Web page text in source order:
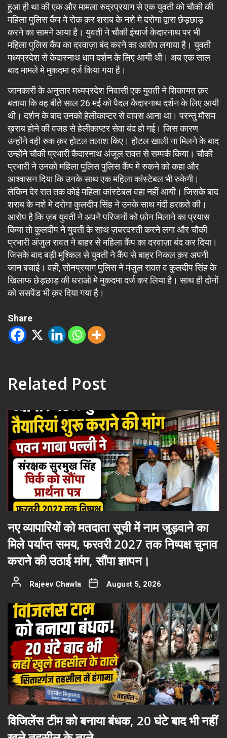
हुआ ही था की एक और मामला रुद्रप्रयाग से एक युवती को चौकी की
महिला पुलिस कैंप मे रोक क़र शराब के नशे मे दरोगा द्वारा छेड़छाड़
करने का सामने आया है। युवती ने चौकी इंचार्ज केदारनाथ पर भी
महिला पुलिस कैंप का दरवाज़ा बंद करने का आरोप लगाया है। युवती
मध्यप्रदेश से केदारनाथ धाम दर्शन के लिए आयी थी। अब एक साल
बाद मामले मे मुकदमा दर्ज किया गया है।
जानकारी के अनुसार मध्यप्रदेश निवासी एक युवती ने शिकायत क़र
बताया कि वह बीते साल 26 मई को पैदल कैदारनाथ दर्शन के लिए आयी
थी। दर्शन के बाद उनको हेलीकाप्टर से वापस आना था। परन्तु मौसम
ख़राब होने की वजह से हेलीकाप्टर सेवा बंद हो गई। जिस कारण
उन्होंने वही रुक क़र होटल तलाश किए। होटल खाली ना मिलने के बाद
उन्होंने चौकी प्रभारी कैदारनाथ अंजुल रावत से सम्पर्क किया। चौकी
प्रभारी ने उनको महिला पुलिस पुलिस कैंप मे रुकने को कहा और
आश्वासन दिया कि उनके साथ एक महिला कांस्टेबल भी रुकेगी।
लेकिन देर रात तक कोई महिला कांस्टेबल वहा नहीं आयी। जिसके बाद
शराब के नशे मे दरोगा कुलदीप सिंह ने उनके साथ गंदी हरकते की।
आरोप है कि ज़ब युवती ने अपने परिजनों को फ़ोन मिलाने का प्रयास
किया तो कुलदीप ने युवती के साथ ज़बरदस्ती करने लगा और चौकी
प्रभारी अंजुल रावत ने बाहर से महिला कैंप का दरवाज़ा बंद कर दिया।
जिसके बाद बड़ी मुश्किल से युवती ने कैंप से बाहर निकल क़र अपनी
जान बचाई। वही, सोनप्रयाग पुलिस ने मंजुल रावत व कुलदीप सिंह के
खिलाफ छेड़छाड़ की धराओ मे मुकदमा दर्ज कर लिया है। साथ ही दोनों
को ससपेंड भी क़र दिया गया है।
Share
Related Post
नए व्यापारियों को मतदाता सूची में नाम जुड़वाने का
मिले पर्याप्त समय, फरवरी 2027 तक निष्पक्ष चुनाव
कराने की उठाई मांग, सौंपा ज्ञापन।
Rajeev Chawla August 5, 2026
विजिलेंस टीम को बनाया बंधक, 20 घंटे बाद भी नहीं